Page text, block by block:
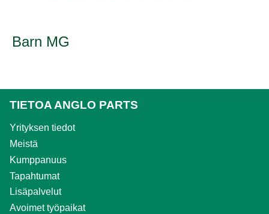
Barn MG
TIETOA ANGLO PARTS
Yrityksen tiedot
Meistä
Kumppanuus
Tapahtumat
Lisäpalvelut
Avoimet työpaikat